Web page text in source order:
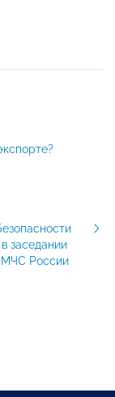
заседании
МЧС России